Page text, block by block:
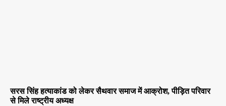
सरस सिंह हत्याकांड को लेकर सैथवार समाज में आक्रोश, पीड़ित परिवार
से मिले राष्ट्रीय अध्यक्ष